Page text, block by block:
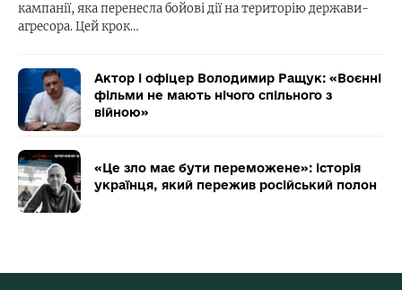
кампанії, яка перенесла бойові дії на територію держави-
агресора. Цей крок…
Актор і офіцер Володимир Ращук: «Воєнні
фільми не мають нічого спільного з
війною»
«Це зло має бути переможене»: історія
українця, який пережив російський полон